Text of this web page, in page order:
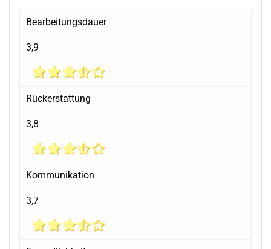
Bearbeitungsdauer
3,9
Rückerstattung
3,8
Kommunikation
3,7